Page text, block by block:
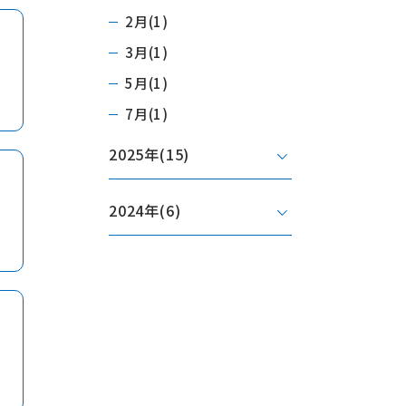
2月(1)
3月(1)
5月(1)
7月(1)
2025年(15)
2024年(6)